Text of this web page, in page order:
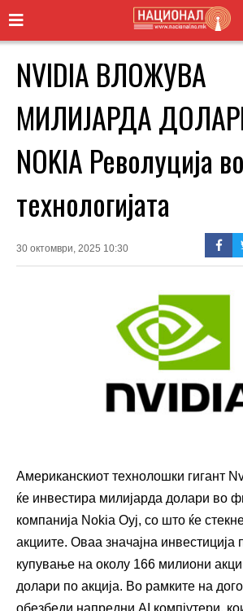
NVIDIA ВЛОЖУВА
МИЛИЈАРДА
NOKIA Револуција
технологијата
30 октомври, 2025 10:30
Американскиот технолошки гигант
ќе инвестира милијарда долари во
компанија Nokia Oyj, со што ќе
акциите. Оваа значајна инвестиција
купување на околу 166 милиони
долари по акција. Во рамките на
обезбеди напредни AI компјутери,